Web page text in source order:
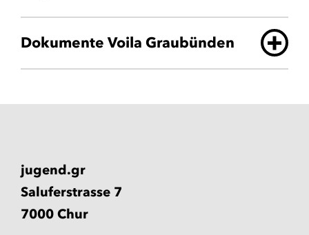
Dokumente Voila Graubünden
jugend.gr
Saluferstrasse 7
7000 Chur